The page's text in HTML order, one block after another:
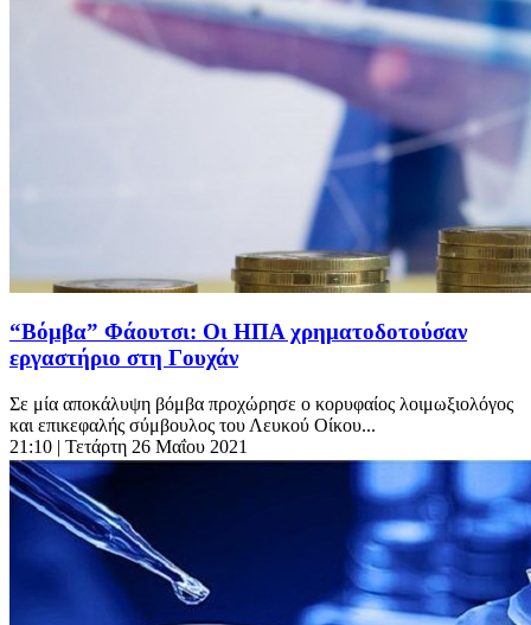
“Βόμβα” Φάουτσι: Οι ΗΠΑ χρηματοδοτούσαν
εργαστήριο στη Γουχάν
Σε μία αποκάλυψη βόμβα προχώρησε ο κορυφαίος λοιμωξιολόγος
και επικεφαλής σύμβουλος του Λευκού Οίκου...
21:10 | Τετάρτη 26 Μαΐου 2021